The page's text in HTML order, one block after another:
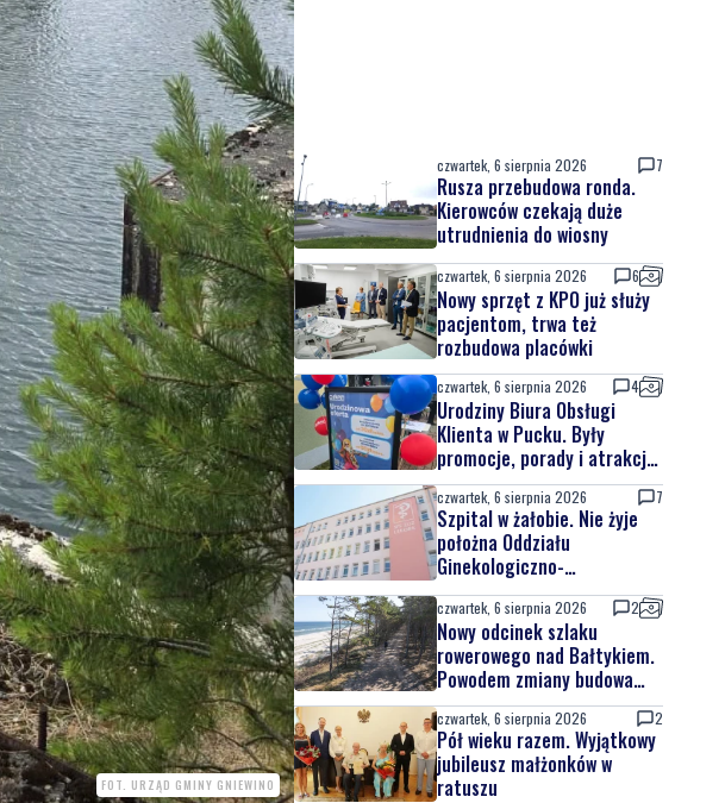
FOT. URZĄD GMINY GNIEWINO
czwartek, 6 sierpnia 2026 7
Rusza przebudowa ronda.
Kierowców czekają duże
utrudnienia do wiosny
czwartek, 6 sierpnia 2026 6
Nowy sprzęt z KPO już służy
pacjentom, trwa też
rozbudowa placówki
czwartek, 6 sierpnia 2026 4
Urodziny Biura Obsługi
Klienta w Pucku. Były
promocje, porady i atrakcje
dla najmłodszych
czwartek, 6 sierpnia 2026 7
Szpital w żałobie. Nie żyje
położna Oddziału
Ginekologiczno-
Położniczego
czwartek, 6 sierpnia 2026 2
Nowy odcinek szlaku
rowerowego nad Bałtykiem.
Powodem zmiany budowa
elektrowni jądrowej
czwartek, 6 sierpnia 2026 2
Pół wieku razem. Wyjątkowy
jubileusz małżonków w
ratuszu